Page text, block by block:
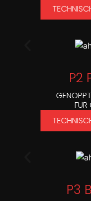
P2
FÜR
P3